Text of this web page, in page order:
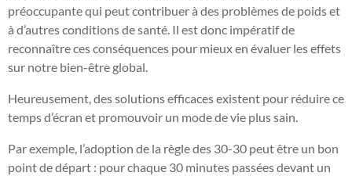
préoccupante qui peut contribuer à des problèmes de poids et
à d’autres conditions de santé. Il est donc impératif de
reconnaître ces conséquences pour mieux en évaluer les effets
sur notre bien-être global.
Heureusement, des solutions efficaces existent pour réduire ce
temps d’écran et promouvoir un mode de vie plus sain.
Par exemple, l’adoption de la règle des 30-30 peut être un bon
point de départ : pour chaque 30 minutes passées devant un